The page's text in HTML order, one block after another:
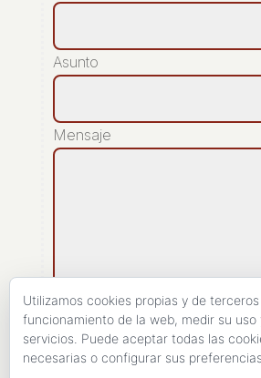
Asunto
Mensaje
[recaptcha]
Utilizamos cookies propias y de
funcionamiento de la web, medir su uso
servicios. Puede aceptar todas las
necesarias o configurar sus preferencias.